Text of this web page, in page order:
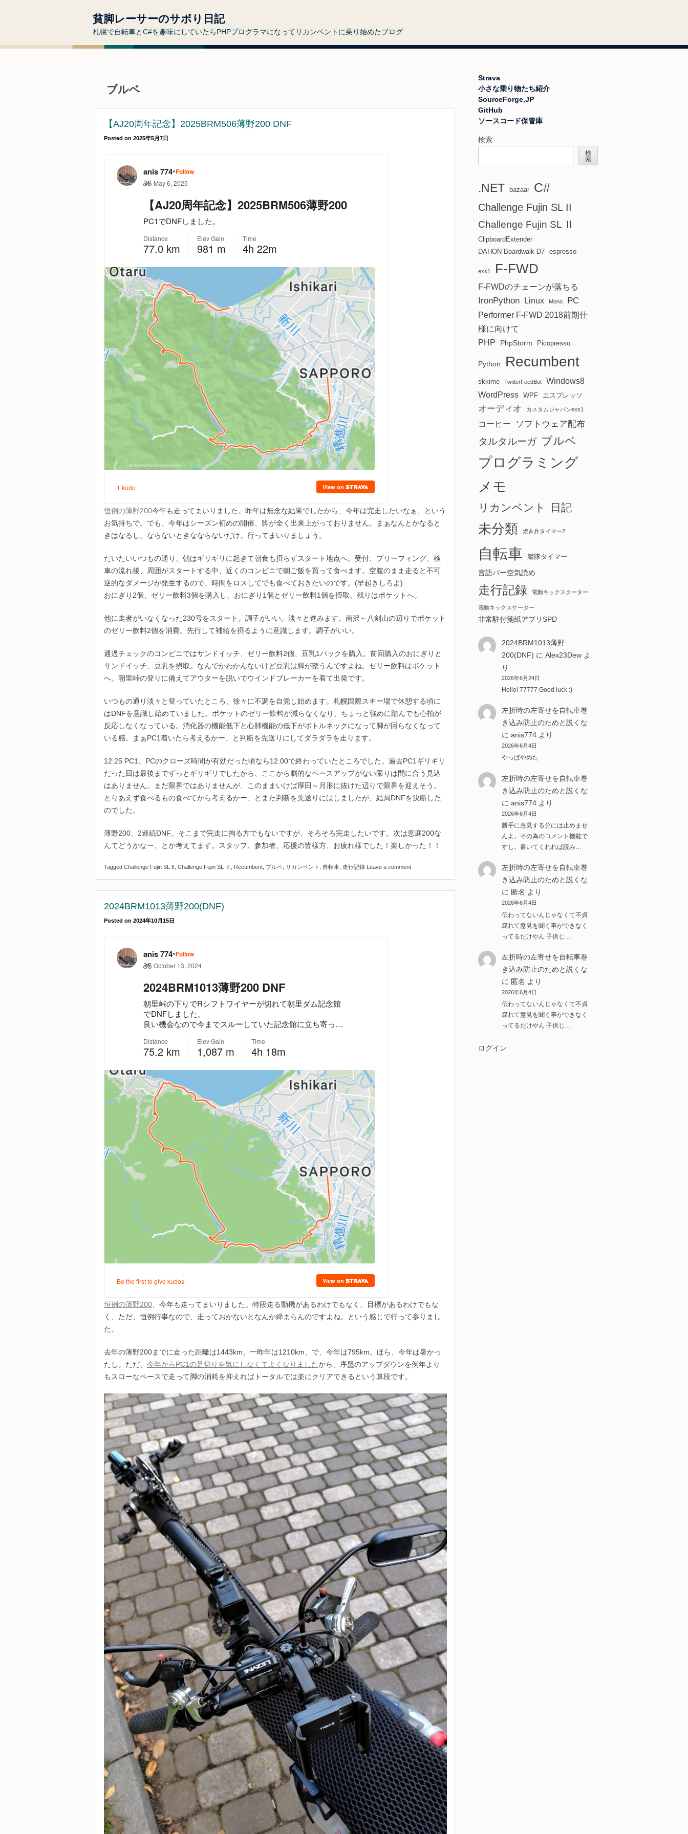
貧脚レーサーのサボり日記
札幌で自転車とC#を趣味にしていたらPHPプログラマになってリカンベントに乗り始めたブログ
ブルベ
【AJ20周年記念】2025BRM506薄野200 DNF
Posted on 2025年5月7日
恒例の薄野200今年も走ってまいりました。昨年は無念な結果でしたから、今年は完走したいなぁ、という
お気持ちで。でも、今年はシーズン初めの開催、脚が全く出来上がっておりません。まぁなんとかなると
きはなるし、ならないときなならないだけ。行ってまいりましょう。
だいたいいつもの通り、朝はギリギリに起きて朝食も摂らずスタート地点へ。受付、ブリーフィング、検
車の流れ後、周囲がスタートする中、近くのコンビニで朝ご飯を買って食べます。空腹のまま走ると不可
逆的なダメージが発生するので、時間をロスしてでも食べておきたいのです。(早起きしろよ)
おにぎり2個、ゼリー飲料3個を購入し、おにぎり1個とゼリー飲料1個を摂取。残りはポケットへ。
他に走者がいなくなった230号をスタート。調子がいい。淡々と進みます。南沢～八剣山の辺りでポケット
のゼリー飲料2個を消費。先行して補給を摂るように意識します。調子がいい。
通過チェックのコンビニではサンドイッチ、ゼリー飲料2個、豆乳1パックを購入。前回購入のおにぎりと
サンドイッチ、豆乳を摂取。なんでかわかんないけど豆乳は脚が整うんですよね。ゼリー飲料はポケット
へ。朝里峠の登りに備えてアウターを脱いでウインドブレーカーを着て出発です。
いつもの通り淡々と登っていたところ、徐々に不調を自覚し始めます。札幌国際スキー場で休憩する頃に
はDNFを意識し始めていました。ポケットのゼリー飲料が減らなくなり、ちょっと強めに踏んでも心拍が
反応しなくなっている。消化器の機能低下と心肺機能の低下がボトルネックになって脚が回らなくなって
いる感。まぁPC1着いたら考えるかー、と判断を先送りにしてダラダラを走ります。
12:25 PC1。PCのクローズ時間が有効だった頃なら12:00で終わっていたところでした。過去PC1ギリギリ
だった回は最後までずっとギリギリでしたから、ここから劇的なペースアップがない限りは間に合う見込
はありません。まだ限界ではありませんが、このままいけば厚田～月形に抜けた辺りで限界を迎えそう。
とりあえず食べるもの食べてから考えるかー、とまた判断を先送りにはしましたが、結局DNFを決断した
のでした。
薄野200、2連続DNF。そこまで完走に拘る方でもないですが、そろそろ完走したいです。次は恵庭200な
んてどうかなー、とか考えてます。スタッフ、参加者、応援の皆様方、お疲れ様でした！楽しかった！！
Tagged Challenge Fujin SL II , Challenge Fujin SL Ⅱ , Recumbent, ブルベ, リカンベント , 自転車, 走行記録 Leave a comment
2024BRM1013薄野200(DNF)
Posted on 2024年10月15日
恒例の薄野200、今年も走ってまいりました。特段走る動機があるわけでもなく、目標があるわけでもな
く、ただ、恒例行事なので、走っておかないとなんか締まらんのですよね。という感じで行って参りまし
た。
去年の薄野200までに走った距離は1443km、一昨年は1210km、で、今年は795km。ほら、今年は暑かっ
たし。ただ、 今年からPC1の足切りを気にしなくてよくなりましたから、序盤のアップダウンを例年より
もスローなペースで走って脚の消耗を抑えればトータルでは楽にクリアできるという算段です。
Strava
小さな乗り物たち紹介
SourceForge.JP
GitHub
ソースコード保管庫
検索
検
索
.NET bazaar C#
Challenge Fujin SL II
Challenge Fujin SL Ⅱ
ClipboardExtender
DAHON Boardwalk D7 espresso
exs1 F-FWD
F-FWDのチェーンが落ちる
IronPython Linux Mono PC
Performer F-FWD 2018前期仕
様に向けて
PHP
PhpStorm Picopresso
Python Recumbent
skkime TwitterFeedBot
Windows8
WordPress WPF エスプレッソ
オーディオ カスタムジャパンexs1
コーヒー ソフトウェア配布
タルタルーガ ブルベ
プログラミング
メモ
リカンベント 日記
未分類 焼き弁タイマー2
自転車 艦隊タイマー
言語バー空気読め
走行記録 電動キックスクーター
電動キックスケーター
非常駐付箋紙アプリSPD
2024BRM1013薄野
200(DNF) に Alex23Dewよ
り
2026年6月24日
Hello! 77777 Good luck :)
左折時の左寄せを自転車巻
き込み防止のためと説くな
に anis774より
2026年6月4日
やっぱやめた
左折時の左寄せを自転車巻
き込み防止のためと説くな
に anis774より
2026年6月4日
勝手に意見する分には止めませ
んよ。その為のコメント機能で
すし。書いてくれれば読み…
左折時の左寄せを自転車巻
き込み防止のためと説くな
に 匿名 より
2026年6月4日
伝わってないんじゃなくて不貞
腐れて意見を聞く事ができなく
ってるだけやん 子供じ…
左折時の左寄せを自転車巻
き込み防止のためと説くな
に 匿名 より
2026年6月4日
伝わってないんじゃなくて不貞
腐れて意見を聞く事ができなく
ってるだけやん 子供じ…
ログイン